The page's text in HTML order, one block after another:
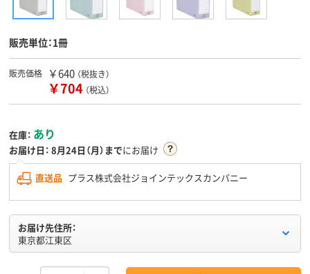
販売単位：1冊
販売価格 ￥640 （税抜き）
￥704 （税込）
在庫： あり
お届け日： 8月24日（月）までにお届け
直送品 プラス株式会社ジョインテックスカンパニー
お届け先住所：
東京都江東区